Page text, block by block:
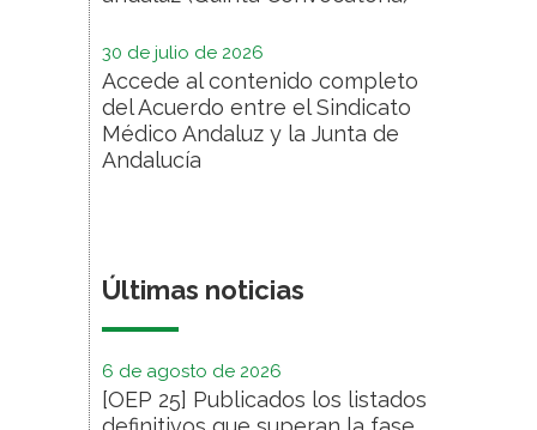
30 de julio de 2026
Accede al contenido completo
del Acuerdo entre el Sindicato
Médico Andaluz y la Junta de
Andalucía
Últimas noticias
6 de agosto de 2026
[OEP 25] Publicados los listados